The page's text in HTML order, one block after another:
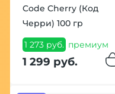
Code Cherry (Код
Черри) 100 гр
1 273 руб. премиум
1 299 руб.